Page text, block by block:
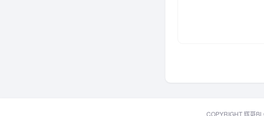
COPYRIGHT 辉哥